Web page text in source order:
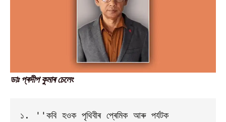
ডাঃ প্ৰদীপ কুমাৰ চেলেং
১. ''কবি হওক পৃথিবীৰ প্ৰেমিক আৰু পৰ্যটক